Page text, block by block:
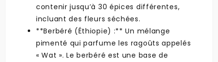
contenir jusqu’à 30 épices différentes,
incluant des fleurs séchées.
**Berbéré (Éthiopie) :** Un mélange
pimenté qui parfume les ragoûts appelés
« Wat ». Le berbéré est une base de